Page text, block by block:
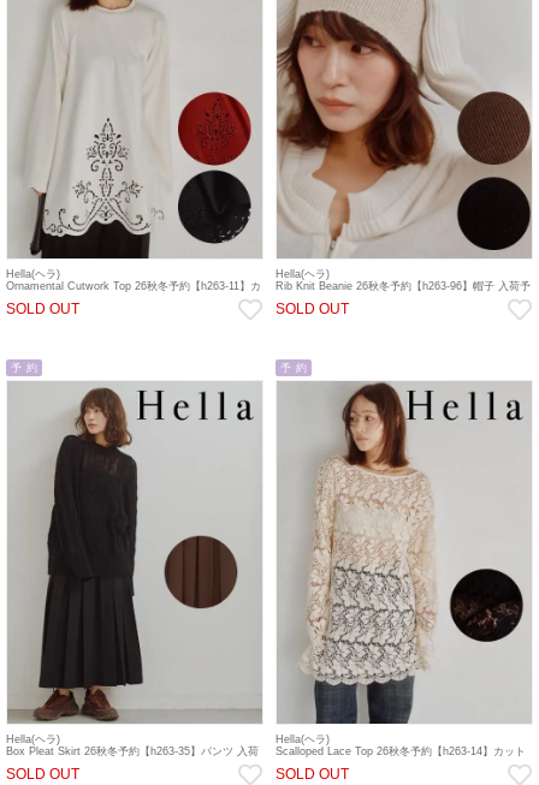
Hella(ヘラ)
Ornamental Cutwork Top 26秋冬予約【h263-11】カ
SOLD OUT
Hella(ヘラ)
Rib Knit Beanie 26秋冬予約【h263-96】帽子 入荷予
SOLD OUT
予 約
Hella(ヘラ)
Box Pleat Skirt 26秋冬予約【h263-35】パンツ 入荷
SOLD OUT
予 約
Hella(ヘラ)
Scalloped Lace Top 26秋冬予約【h263-14】カット
SOLD OUT